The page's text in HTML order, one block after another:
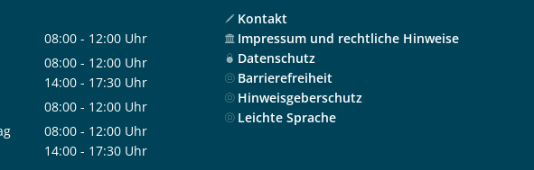
08:00 - 12:00 Uhr
Von 08:00 bis 12:00 Uhr
08:00 - 12:00 Uhr
Von 08:00 bis 12:00 Uhr
14:00 - 17:30 Uhr
Von 14:00 bis 17:30 Uhr
08:00 - 12:00 Uhr
Von 08:00 bis 12:00 Uhr
08:00 - 12:00 Uhr
Von 08:00 bis 12:00 Uhr
14:00 - 17:30 Uhr
Kontakt
Impressum und rechtliche Hinweise
Datenschutz
Barrierefreiheit
Hinweisgeberschutz
Leichte Sprache